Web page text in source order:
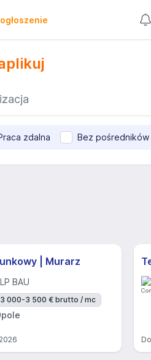
zdalna Bez pośredników
| Murarz
BAU
3 000-3 500 € brutto / mc